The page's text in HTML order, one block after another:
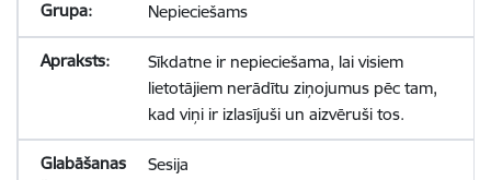
Nepieciešams
Sīkdatne ir nepieciešama, lai visiem
lietotājiem nerādītu ziņojumus pēc tam,
kad viņi ir izlasījuši un aizvēruši tos.
Sesija